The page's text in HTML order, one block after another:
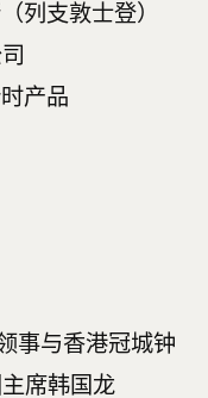
列支敦士登）
产品
事与香港冠城钟
席韩国龙